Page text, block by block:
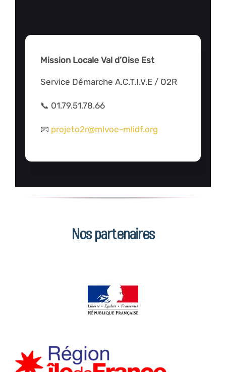
Mission Locale Val d’Oise Est
Service Démarche A.C.T.I.V.E / O2R
📞 01.79.51.78.66
📧 projeto2r@mlvoe-mlidf.org
Nos partenaires